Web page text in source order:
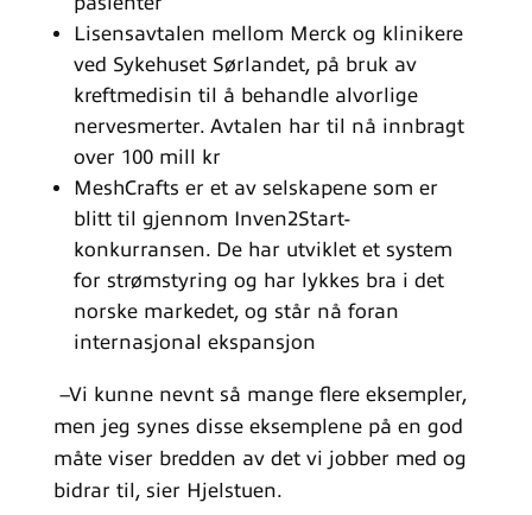
Lisensavtalen mellom Merck og klinikere
ved Sykehuset Sørlandet, på bruk av
kreftmedisin til å behandle alvorlige
nervesmerter. Avtalen har til nå innbragt
over 100 mill kr
MeshCrafts er et av selskapene som er
blitt til gjennom Inven2Start-
konkurransen. De har utviklet et system
for strømstyring og har lykkes bra i det
norske markedet, og står nå foran
internasjonal ekspansjon
–Vi kunne nevnt så mange flere eksempler,
men jeg synes disse eksemplene på en god
måte viser bredden av det vi jobber med og
bidrar til, sier Hjelstuen.